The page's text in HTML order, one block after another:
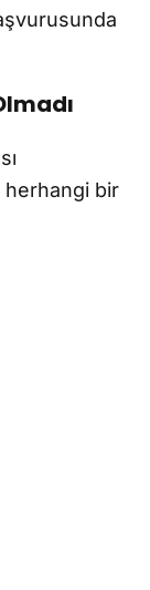
herhangi bir